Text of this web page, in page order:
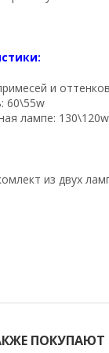
и
60\55w
лампе: 130\120w
из двух
ПОКУПАЮТ